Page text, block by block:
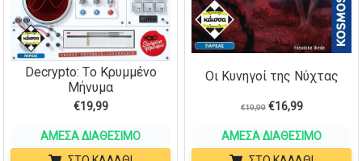
Decrypto: Tο Κρυμμένο
Μήνυμα
€19,99
ΆΜΕΣΑ ΔΙΑΘΈΣΙΜΟ
Οι Κυνηγοί της Νύχτας
€19,99 €16,99
ΆΜΕΣΑ ΔΙΑΘΈΣΙΜΟ